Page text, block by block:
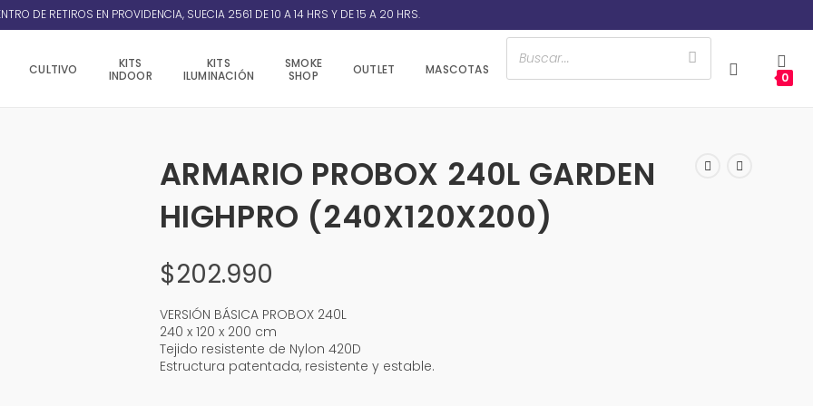
DE RETIROS EN PROVIDENCIA, SUECIA 2561 DE 10 A 14 HRS Y DE 15 A 20 HRS.
CULTIVO
KITS
INDOOR
KITS
ILUMINACIÓN
SMOKE
SHOP
OUTLET MASCOTAS
0
ARMARIO PROBOX 240L GARDEN
HIGHPRO (240X120X200)
$202.990
VERSIÓN BÁSICA PROBOX 240L
240 x 120 x 200 cm
Tejido resistente de Nylon 420D
Estructura patentada, resistente y estable.